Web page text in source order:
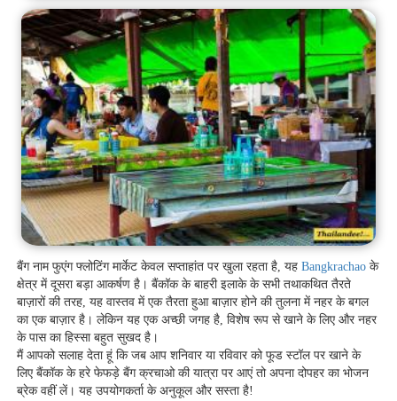
बैंग नाम फुएंग फ्लोटिंग मार्केट केवल सप्ताहांत पर खुला रहता है, यहBangkrachao के
क्षेत्र में दूसरा बड़ा आकर्षण है। बैंकॉक के बाहरी इलाके के सभी तथाकथित तैरते
बाज़ारों की तरह, यह वास्तव में एक तैरता हुआ बाज़ार होने की तुलना में नहर के बगल
का एक बाज़ार है। लेकिन यह एक अच्छी जगह है, विशेष रूप से खाने के लिए और नहर
के पास का हिस्सा बहुत सुखद है।
मैं आपको सलाह देता हूं कि जब आप शनिवार या रविवार को फूड स्टॉल पर खाने के
लिए बैंकॉक के हरे फेफड़े बैंग क्रचाओ की यात्रा पर आएं तो अपना दोपहर का भोजन
ब्रेक वहीं लें। यह उपयोगकर्ता के अनुकूल और सस्ता है!